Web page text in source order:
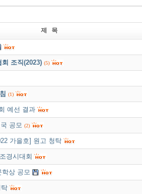
제 목
조직(2023) (5)
(1)
예선 결과
공모 (2)
가을호] 원고 청탁
경시대회
상 공모